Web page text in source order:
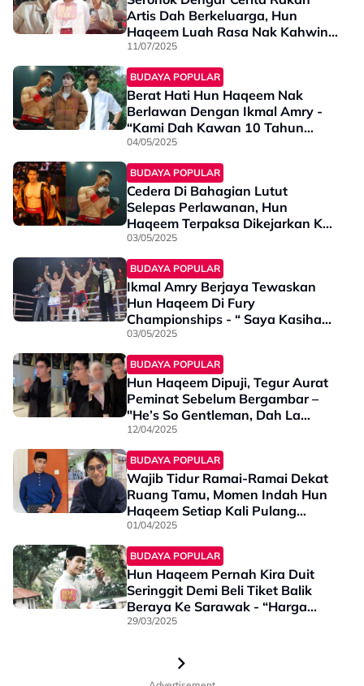
Artis Dah Berkeluarga, Hun
Haqeem Luah Rasa Nak Kahwin -
“Itu Satu Perkara Yang…”
11/07/2025
BUDAYA POPULAR
Berat Hati Hun Haqeem Nak
Berlawan Dengan Ikmal Amry -
“Kami Dah Kawan 10 Tahun
Tapi…”
04/05/2025
BUDAYA POPULAR
Cedera Di Bahagian Lutut
Selepas Perlawanan, Hun
Haqeem Terpaksa Dikejarkan Ke
Hospital - "Doakan Hun Tidak
Mengalami..."
03/05/2025
BUDAYA POPULAR
Ikmal Amry Berjaya Tewaskan
Hun Haqeem Di Fury
Championships - “ Saya Kasihan
Tapi Benda Dah Jadi”
03/05/2025
BUDAYA POPULAR
Hun Haqeem Dipuji, Tegur Aurat
Peminat Sebelum Bergambar –
"He’s So Gentleman, Dah La
Handsome”
12/04/2025
BUDAYA POPULAR
Wajib Tidur Ramai-Ramai Dekat
Ruang Tamu, Momen Indah Hun
Haqeem Setiap Kali Pulang
Beraya - "Kalau Ada Orang
Ambil, Saya Akan..."
01/04/2025
BUDAYA POPULAR
Hun Haqeem Pernah Kira Duit
Seringgit Demi Beli Tiket Balik
Beraya Ke Sarawak - “Harga
Tiket Ibarat Ulang Balik Jepun”
29/03/2025